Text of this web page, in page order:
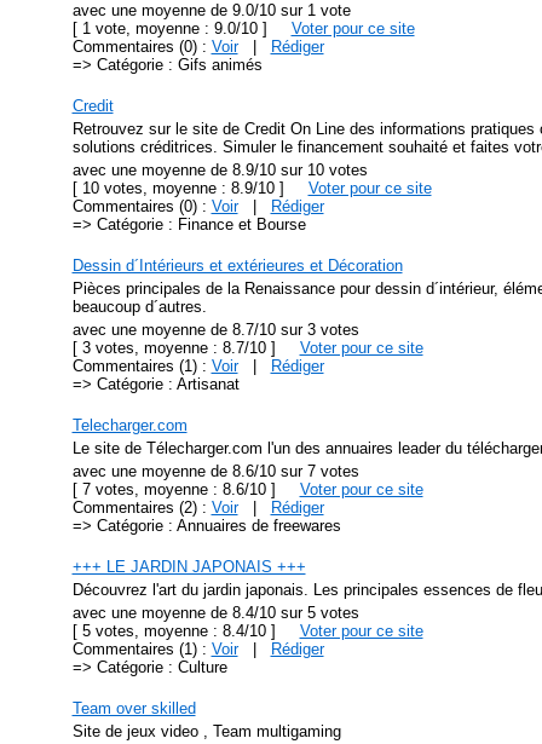
avec une moyenne de 9.0/10 sur 1 vote
[ 1 vote, moyenne : 9.0/10 ]
Voter pour ce site
Commentaires (0) : Voir|
Rédiger
=> Catégorie : Gifs animés
Credit
Retrouvez sur le site de Credit On Line des informations
solutions créditrices. Simuler le financement souhaité et faites
avec une moyenne de 8.9/10 sur 10 votes
[ 10 votes, moyenne : 8.9/10 ]
Voter pour ce site
Commentaires (0) : Voir|
Rédiger
=> Catégorie : Finance et Bourse
Dessin d´Intérieurs et extérieures et Décoration
Pièces principales de la Renaissance pour dessin d´intérieur,
beaucoup d´autres.
avec une moyenne de 8.7/10 sur 3 votes
[ 3 votes, moyenne : 8.7/10 ]
Voter pour ce site
Commentaires (1) : Voir|
Rédiger
=> Catégorie : Artisanat
Telecharger.com
Le site de Télecharger.com l'un des annuaires leader du
avec une moyenne de 8.6/10 sur 7 votes
[ 7 votes, moyenne : 8.6/10 ]
Voter pour ce site
Commentaires (2) : Voir|
Rédiger
=> Catégorie : Annuaires de freewares
+++ LE JARDIN JAPONAIS +++
Découvrez l'art du jardin japonais. Les principales essences de
avec une moyenne de 8.4/10 sur 5 votes
[ 5 votes, moyenne : 8.4/10 ]
Voter pour ce site
Commentaires (1) : Voir|
Rédiger
=> Catégorie : Culture
Team over skilled
Site de jeux video , Team multigaming